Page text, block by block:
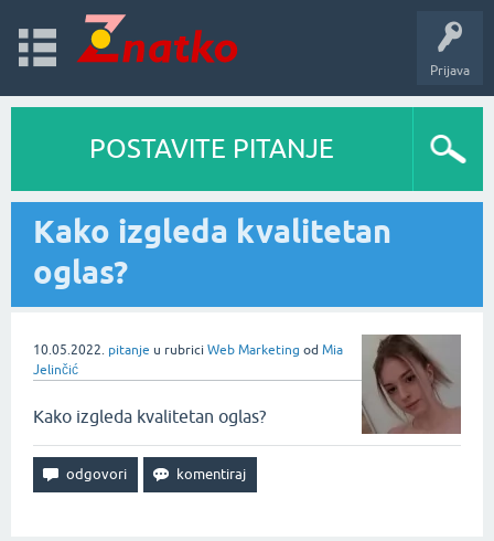
Prijava
POSTAVITE PITANJE
Kako izgleda kvalitetan
oglas?
10.05.2022. pitanje u rubrici Web Marketing od Mia
Jelinčić
Kako izgleda kvalitetan oglas?